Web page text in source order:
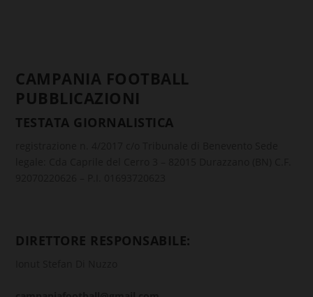
CAMPANIA FOOTBALL
PUBBLICAZIONI
TESTATA GIORNALISTICA
DIRETTORE RESPONSABILE: